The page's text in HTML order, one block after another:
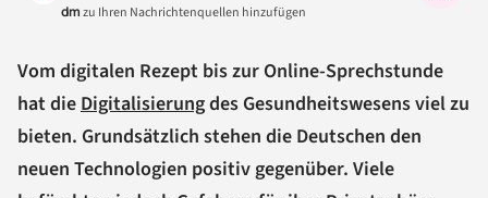
dmzu Ihren Nachrichtenquellen hinzufügen
Vom digitalen Rezept bis zur Online-Sprechstunde
hat die Digitalisierungdes Gesundheitswesens viel zu
bieten. Grundsätzlich stehen die Deutschen den
neuen Technologien positiv gegenüber. Viele